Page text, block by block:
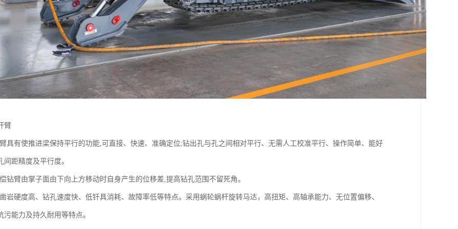
臂
具有使推进梁保持平行的功能,可直接、快速、准确定位;钻出孔与孔之间相对平行、无需人工校准平行、操作简单、能好
间距精度及平行度。
钻臂由掌子面由下向上方移动时自身产生的位移差,提高钻孔范围不留死角。
岩硬度高、钻孔速度快、低钎具消耗、故障率低等特点。采用蜗轮蜗杆旋转马达，高扭矩、高轴承能力、无位置偏移、
污能力及持久耐用等特点。